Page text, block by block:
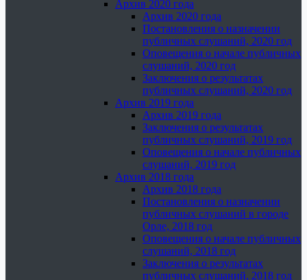
Архив 2020 года
Архив 2020 года
Постановления о назначении
публичных слушаний, 2020 год
Оповещения о начале публичных
слушаний, 2020 год
Заключения о результатах
публичных слушаний, 2020 год
Архив 2019 года
Архив 2019 года
Заключения о результатах
публичных слушаний, 2019 год
Оповещения о начале публичных
слушаний, 2019 год
Архив 2018 года
Архив 2018 года
Постановления о назначении
публичных слушаний в городе
Орле, 2018 год
Оповещения о начале публичных
слушаний, 2018 год
Заключения о результатах
публичных слушаний, 2018 год